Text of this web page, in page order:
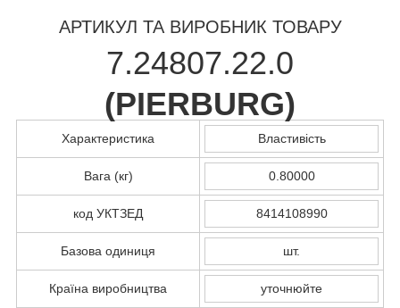
АРТИКУЛ ТА ВИРОБНИК ТОВАРУ
7.24807.22.0
(PIERBURG)
Характеристика Властивість
Вага (кг) 0.80000
код УКТЗЕД 8414108990
Базова одиниця шт.
Країна виробництва уточнюйте